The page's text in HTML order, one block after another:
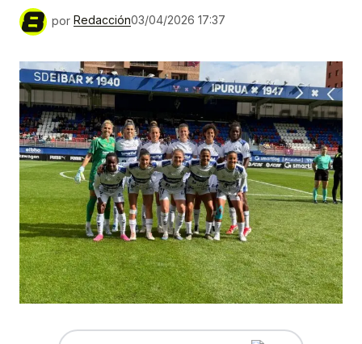
por Redacción03/04/2026 17:37